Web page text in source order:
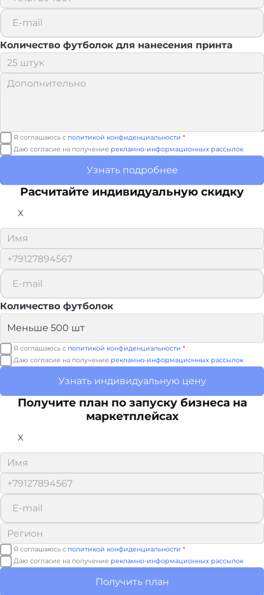
Количество футболок для нанесения принта
Я соглашаюсь с политикой конфиденциальности *
Даю согласие на получение рекламно-информационных рассылок
Узнать подробнее
Расчитайте индивидуальную скидку
X
Количество футболок
Я соглашаюсь с политикой конфиденциальности *
Даю согласие на получение рекламно-информационных рассылок
Узнать индивидуальную цену
Получите план по запуску бизнеса на
маркетплейсах
X
Я соглашаюсь с политикой конфиденциальности *
Даю согласие на получение рекламно-информационных рассылок
Получить план